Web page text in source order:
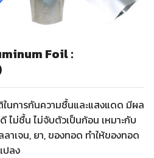
Foil :
นการกันความชื้นและแสงแดด มีผล
ไม่ชื้น ไม่จับตัวเป็นก้อน เหมาะกับ
าเจน, ยา, ของทอด ทำให้ของทอด
ปลง